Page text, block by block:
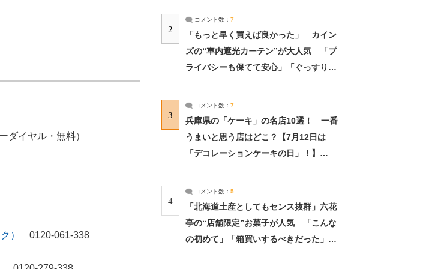
イヤル・無料）
） 0120-061-338
2
コメント数： 7
「もっと早く買えば良かった」 カイン
ズの“車内遮光カーテン”が大人気 「プ
ライバシーも保てて安心」「ぐっすり眠
3
コメント数： 7
兵庫県の「ケーキ」の名店10選！ 一番
うまいと思う店はどこ？【7月12日は
「デコレーションケーキの日」！】
4
コメント数： 5
「北海道土産としてもセンス抜群」六花
亭の“店舗限定”お菓子が人気 「こんな
の初めて」「箱買いするべきだった」